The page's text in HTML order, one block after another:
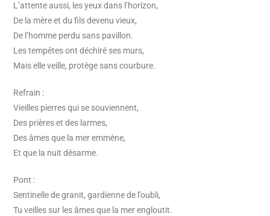
L’attente aussi, les yeux dans l’horizon,
De la mère et du fils devenu vieux,
De l’homme perdu sans pavillon.
Les tempêtes ont déchiré ses murs,
Mais elle veille, protège sans courbure.
Refrain :
Vieilles pierres qui se souviennent,
Des prières et des larmes,
Des âmes que la mer emmène,
Et que la nuit désarme.
Pont :
Sentinelle de granit, gardienne de l’oubli,
Tu veilles sur les âmes que la mer engloutit.